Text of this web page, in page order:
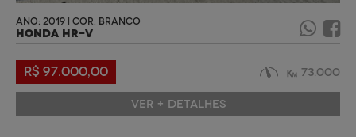
ANO: 2019 | COR: BRANCO
HONDA HR-V
R$ 97.000,00 73.000
VER + DETALHES